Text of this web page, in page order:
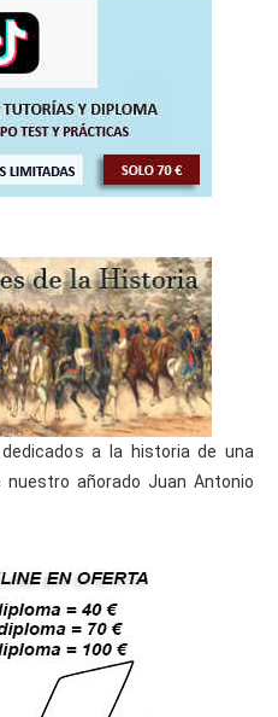
a la historia de una
añorado Juan Antonio